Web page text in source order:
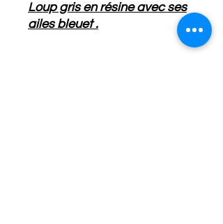
Loup gris en résine avec ses
ailes bleuet .